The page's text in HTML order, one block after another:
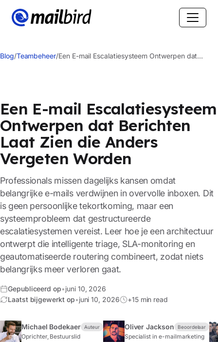
Blog/Teambeheer/Een E-mail Escalatiesysteem Ontwerpen dat
Een E-mail Escalatiesysteem
Ontwerpen dat Berichten
Laat Zien die Anders
Vergeten Worden
Professionals missen dagelijks kansen omdat
belangrijke e-mails verdwijnen in overvolle inboxen. Dit
is geen persoonlijke tekortkoming, maar een
systeemprobleem dat gestructureerde
escalatiesystemen vereist. Leer hoe je een architectuur
ontwerpt die intelligente triage, SLA-monitoring en
geautomatiseerde routering combineert, zodat niets
belangrijks meer verloren gaat.
Gepubliceerd op•juni 10, 2026
Laatst bijgewerkt op•juni 10, 2026 +15 min read
Michael Bodekaer Auteur
Oprichter, Bestuurslid
Oliver Jackson Beoordelaar
Specialist in e-mailmarketing